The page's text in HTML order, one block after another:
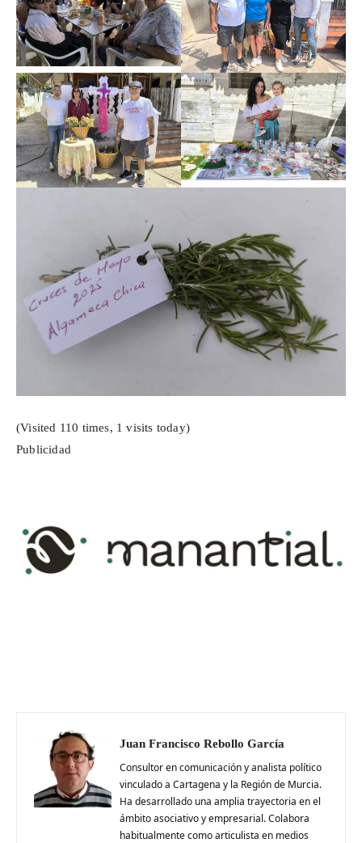
(Visited 110 times, 1 visits today)
Publicidad
Juan Francisco Rebollo García
Consultor en comunicación y analista político
vinculado a Cartagena y la Región de Murcia.
Ha desarrollado una amplia trayectoria en el
ámbito asociativo y empresarial. Colabora
habitualmente como articulista en medios